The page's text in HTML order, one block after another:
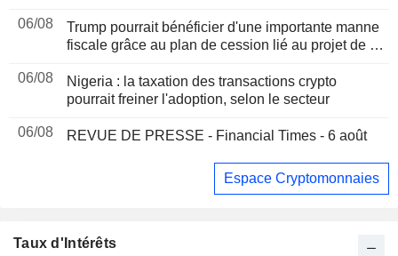
06/08
Trump pourrait bénéficier d'une importante manne
fiscale grâce au plan de cession lié au projet de loi
06/08
Nigeria : la taxation des transactions crypto
pourrait freiner l'adoption, selon le secteur
06/08 REVUE DE PRESSE - Financial Times - 6 août
Espace Cryptomonnaies
Taux d'Intérêts